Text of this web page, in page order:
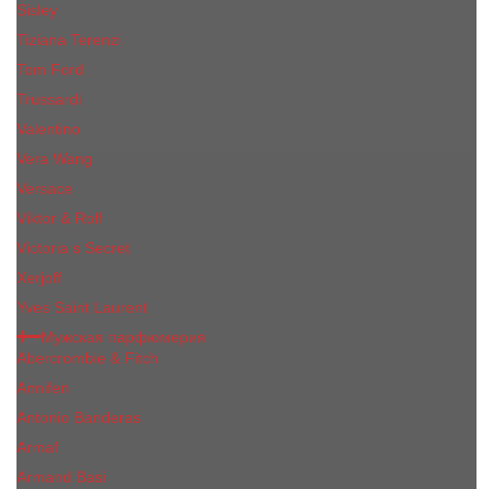
Sisley
Tiziana Terenzi
Tom Ford
Trussardi
Valentino
Vera Wang
Versace
Viktor & Rolf
Victoria s Secret
Xerjoff
Yves Saint Laurent
Мужская парфюмерия
Abercrombie & Fitch
Annifen
Antonio Banderas
Armaf
Armand Basi